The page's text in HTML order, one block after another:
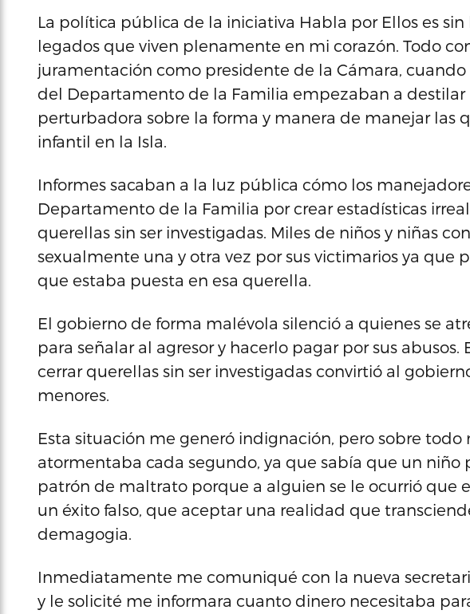
La política pública de la iniciativa Habla por Ellos es
legados que viven plenamente en mi corazón. Todo
juramentación como presidente de la Cámara,
del Departamento de la Familia empezaban a
perturbadora sobre la forma y manera de manejar las
infantil en la Isla.
Informes sacaban a la luz pública cómo los
Departamento de la Familia por crear estadísticas
querellas sin ser investigadas. Miles de niños y niñas
sexualmente una y otra vez por sus victimarios ya que
que estaba puesta en esa querella.
El gobierno de forma malévola silenció a quienes se
para señalar al agresor y hacerlo pagar por sus
cerrar querellas sin ser investigadas convirtió al
menores.
Esta situación me generó indignación, pero sobre
atormentaba cada segundo, ya que sabía que un niño
patrón de maltrato porque a alguien se le ocurrió que
un éxito falso, que aceptar una realidad que
demagogia.
Inmediatamente me comuniqué con la nueva
y le solicité me informara cuanto dinero necesitaba